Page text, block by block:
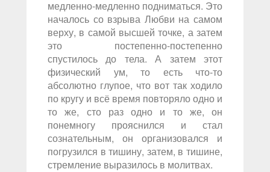
медленно-медленно подниматься. Это
началось со взрыва Любви на самом
верху, в самой высшей точке, а затем
это постепенно-постепенно
спустилось до тела. А затем этот
физический ум, то есть что-то
абсолютно глупое, что вот так ходило
по кругу и всё время повторяло одно и
то же, сто раз одно и то же, он
понемногу прояснился и стал
сознательным, он организовался и
погрузился в тишину, затем, в тишине,
стремление выразилось в молитвах.